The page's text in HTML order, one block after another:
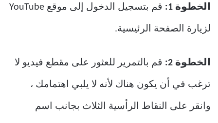
الخطوة 1: قم بتسجيل الدخول إلى موقع YouTube
لزيارة الصفحة الرئيسية.
الخطوة 2: قم بالتمرير للعثور على مقطع فيديو لا
ترغب في أن يكون هناك لأنه لا يلبي اهتمامك ،
وانقر على النقاط الرأسية الثلاث بجانب اسم